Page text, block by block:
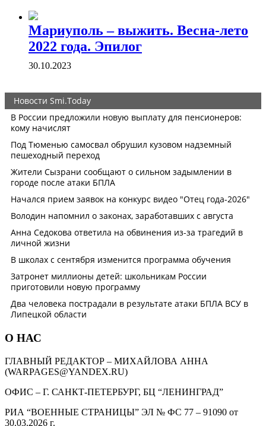
Мариуполь – выжить. Весна-лето
2022 года. Эпилог
30.10.2023
О НАС
ГЛАВНЫЙ РЕДАКТОР – МИХАЙЛОВА АННА
(WARPAGES@YANDEX.RU)
ОФИС – Г. САНКТ-ПЕТЕРБУРГ, БЦ “ЛЕНИНГРАД”
РИА “ВОЕННЫЕ СТРАНИЦЫ” ЭЛ № ФС 77 – 91090 от
30.03.2026 г.